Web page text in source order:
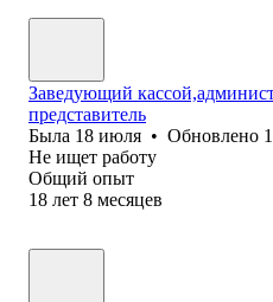
Заведующий
представитель
Была 18 июля • Обновлено
Не ищет работу
Общий опыт
18 лет 8 месяцев